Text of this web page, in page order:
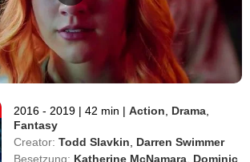
2016 - 2019 | 42 min | Action Drama
Fantasy
Creator: Todd Slavkin
Darren Swimmer
Besetzung: Katherine McNamara Dominic